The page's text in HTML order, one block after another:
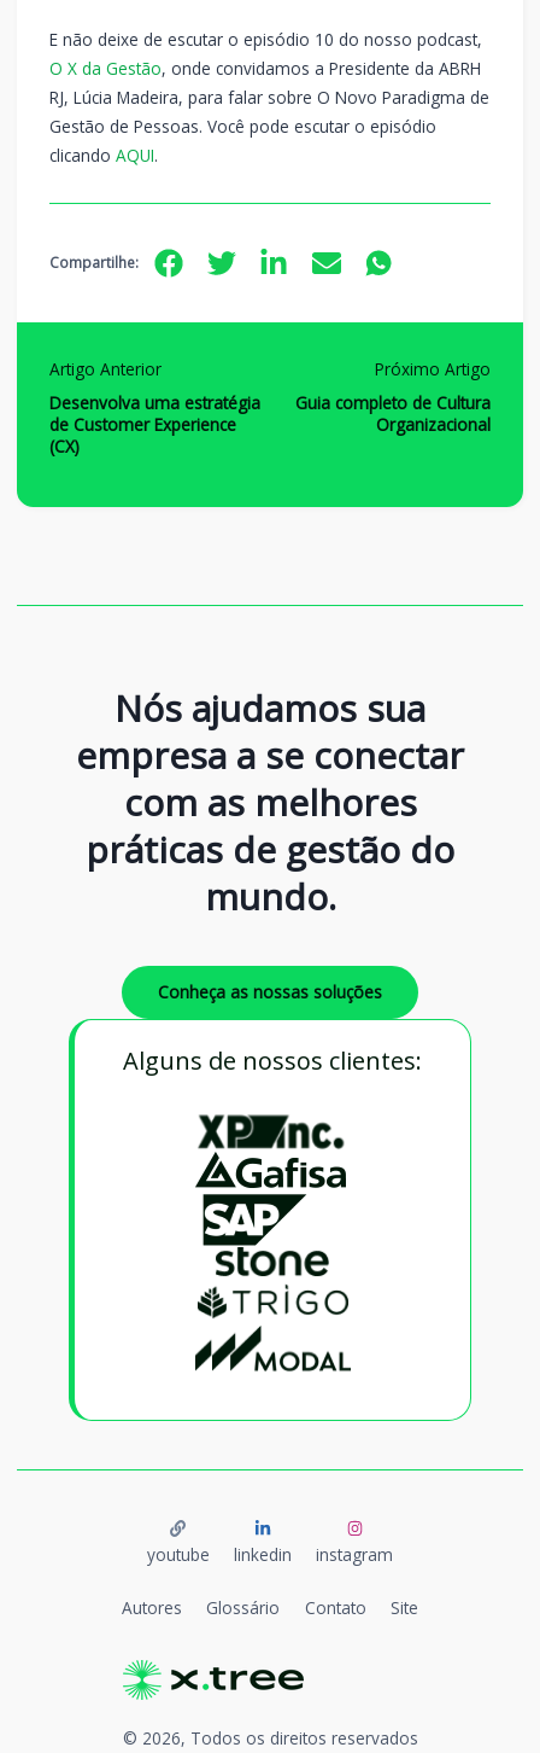
E não deixe de escutar o episódio 10 do nosso podcast,
O X da Gestão, onde convidamos a Presidente da ABRH
RJ, Lúcia Madeira, para falar sobre O Novo Paradigma de
Gestão de Pessoas. Você pode escutar o episódio
clicando AQUI.
Compartilhe:
Artigo Anterior
Desenvolva uma estratégia
de Customer Experience
(CX)
Próximo Artigo
Guia completo de Cultura
Organizacional
Nós ajudamos sua
empresa a se conectar
com as melhores
práticas de gestão do
mundo.
Conheça as nossas soluções
Alguns de nossos clientes:
© 2026, Todos os direitos reservados
Autores Glossário Contato Site
youtube linkedin instagram